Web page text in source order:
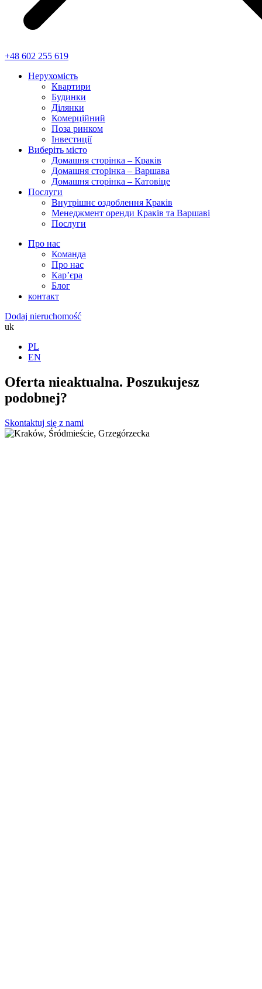
+48 602 255 619
Нерухомість
Квартири
Будинки
Ділянки
Комерційний
Поза ринком
Інвестиції
Виберіть місто
Домашня сторінка – Краків
Домашня сторінка – Варшава
Домашня сторінка – Катовіце
Послуги
Внутрішнє оздоблення Краків
Менеджмент оренди Краків та Варшаві
Послуги
Про нас
Команда
Про нас
Кар’єра
Блог
контакт
Dodaj nieruchomość
uk
PL
EN
Oferta nieaktualna. Poszukujesz
podobnej?
Skontaktuj się z nami